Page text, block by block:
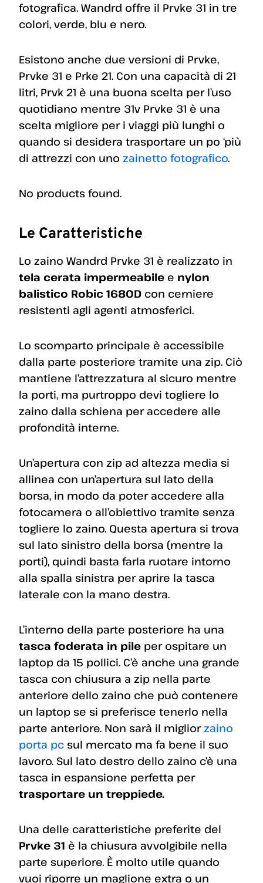
fotografica. Wandrd offre il Prvke 31 in tre
colori, verde, blu e nero.
Esistono anche due versioni di Prvke,
Prvke 31 e Prke 21. Con una capacità di 21
litri, Prvk 21 è una buona scelta per l’uso
quotidiano mentre 31v Prvke 31 è una
scelta migliore per i viaggi più lunghi o
quando si desidera trasportare un po ‘più
di attrezzi con uno zainetto fotografico.
No products found.
Le Caratteristiche
Lo zaino Wandrd Prvke 31 è realizzato in
tela cerata impermeabile e nylon
balistico Robic 1680D con cerniere
resistenti agli agenti atmosferici.
Lo scomparto principale è accessibile
dalla parte posteriore tramite una zip. Ciò
mantiene l’attrezzatura al sicuro mentre
la porti, ma purtroppo devi togliere lo
zaino dalla schiena per accedere alle
profondità interne.
Un’apertura con zip ad altezza media si
allinea con un’apertura sul lato della
borsa, in modo da poter accedere alla
fotocamera o all’obiettivo tramite senza
togliere lo zaino. Questa apertura si trova
sul lato sinistro della borsa (mentre la
porti), quindi basta farla ruotare intorno
alla spalla sinistra per aprire la tasca
laterale con la mano destra.
L’interno della parte posteriore ha una
tasca foderata in pile per ospitare un
laptop da 15 pollici. C’è anche una grande
tasca con chiusura a zip nella parte
anteriore dello zaino che può contenere
un laptop se si preferisce tenerlo nella
parte anteriore. Non sarà il migliorzaino
porta pc sul mercato ma fa bene il suo
lavoro. Sul lato destro dello zaino c’è una
tasca in espansione perfetta per
trasportare un treppiede.
Una delle caratteristiche preferite del
Prvke 31 è la chiusura avvolgibile nella
parte superiore. È molto utile quando
vuoi riporre un maglione extra o un